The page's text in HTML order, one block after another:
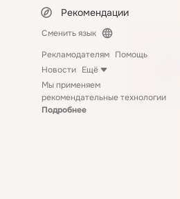
Рекомендации
Сменить язык
Рекламодателям Помощь
Новости Ещё
Мы применяем
рекомендательные технологии
Подробнее